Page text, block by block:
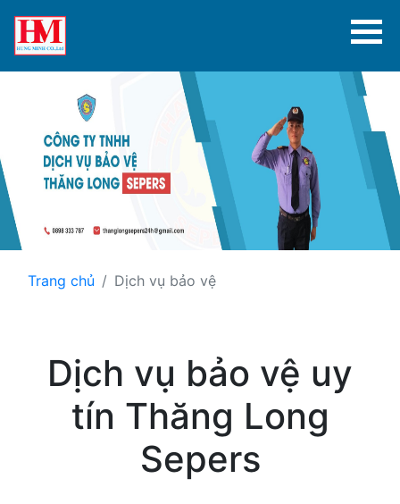
Trang chủ Dịch vụ bảo vệ
Dịch vụ bảo vệ uy
tín Thăng Long
Sepers